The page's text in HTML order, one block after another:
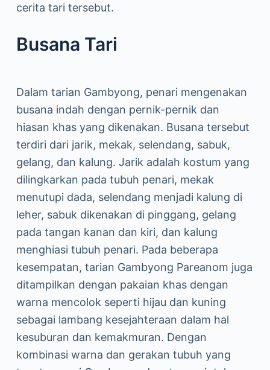
cerita tari tersebut.
Busana Tari
Dalam tarian Gambyong, penari mengenakan
busana indah dengan pernik-pernik dan
hiasan khas yang dikenakan. Busana tersebut
terdiri dari jarik, mekak, selendang, sabuk,
gelang, dan kalung. Jarik adalah kostum yang
dilingkarkan pada tubuh penari, mekak
menutupi dada, selendang menjadi kalung di
leher, sabuk dikenakan di pinggang, gelang
pada tangan kanan dan kiri, dan kalung
menghiasi tubuh penari. Pada beberapa
kesempatan, tarian Gambyong Pareanom juga
ditampilkan dengan pakaian khas dengan
warna mencolok seperti hijau dan kuning
sebagai lambang kesejahteraan dalam hal
kesuburan dan kemakmuran. Dengan
kombinasi warna dan gerakan tubuh yang